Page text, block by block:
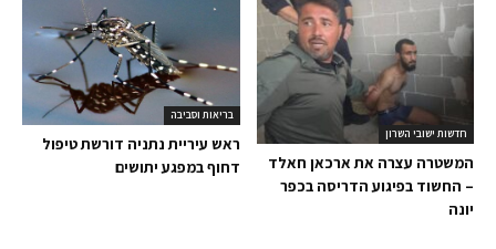
בריאות וסביבה
ראש עיריית נתניה דורשת טיפול
דחוף במפגע יתושים
חדשות ישובי השרון
המשטרה עצרה את ארכאן חאלד
– החשוד בפיגוע הדריסה בכפר
יונה